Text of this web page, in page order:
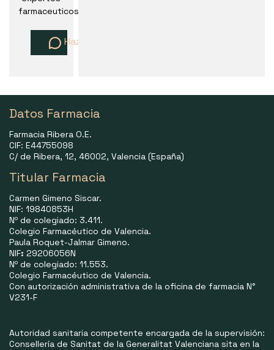
farmaceuticos
Haz una pregunta
Datos Farmacia
Farmacia Ribera O.E.
CIF: E44755098
C/ de Ribera, 12, 46002, Valencia (España)
Titular Farmacia
Carmen Gimeno Siscar.
NIF: 19840853H
Nº de colegiado: 3.411.
Colegio Farmacéutico de Valencia.
Paula Roquet-Jalmar Gimeno.
NIF: 29206056N
Nº de colegiado: 11.553.
Colegio Farmacéutico de Valencia.
Con autorización administrativa de la oficina de farmacia N°
V231-F
Autoridad sanitaria competente encargada de la supervisión:
Consellería de Sanitat de la Generalitat Valenciana sita en la